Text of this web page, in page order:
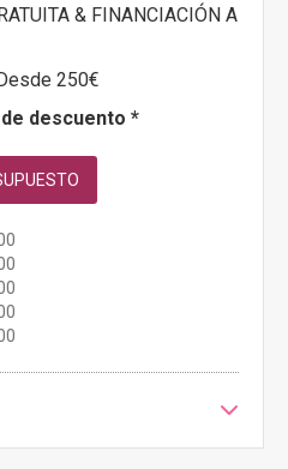
& FINANCIACIÓN A
250€
de descuento *